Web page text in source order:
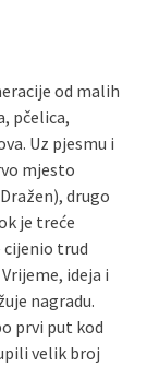
od malih
pčelica,
Uz pjesmu i
mjesto
drugo
je treće
cijenio trud
ideja i
nagradu.
prvi put kod
velik broj